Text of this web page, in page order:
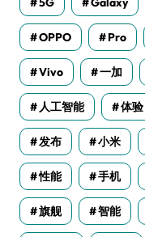
OPPO Pro
Vivo 一加
人工智能 体验
发布 小米
性能 手机
旗舰 智能